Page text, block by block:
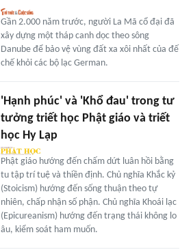
Gần 2.000 năm trước, người La Mã cổ đại đã
xây dựng một tháp canh dọc theo sông
Danube để bảo vệ vùng đất xa xôi nhất của đế
chế khỏi các bộ lạc German.
'Hạnh phúc' và 'Khổ đau' trong tư
tưởng triết học Phật giáo và triết
học Hy Lạp
Phật giáo hướng đến chấm dứt luân hồi bằng
tu tập trí tuệ và thiền định. Chủ nghĩa Khắc kỷ
(Stoicism) hướng đến sống thuận theo tự
nhiên, chấp nhận số phận. Chủ nghĩa Khoái lạc
(Epicureanism) hướng đến trạng thái không lo
âu, kiểm soát ham muốn.